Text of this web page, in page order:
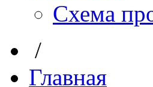
Схема
/
Главная